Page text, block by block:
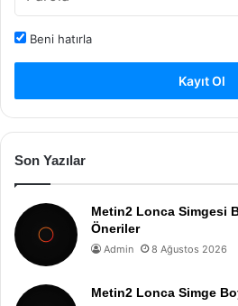
Beni hatırla
Kayıt Ol
Son Yazılar
Metin2 Lonca Simgesi
Öneriler
Admin 8 Ağustos 2026
Metin2 Lonca Simge